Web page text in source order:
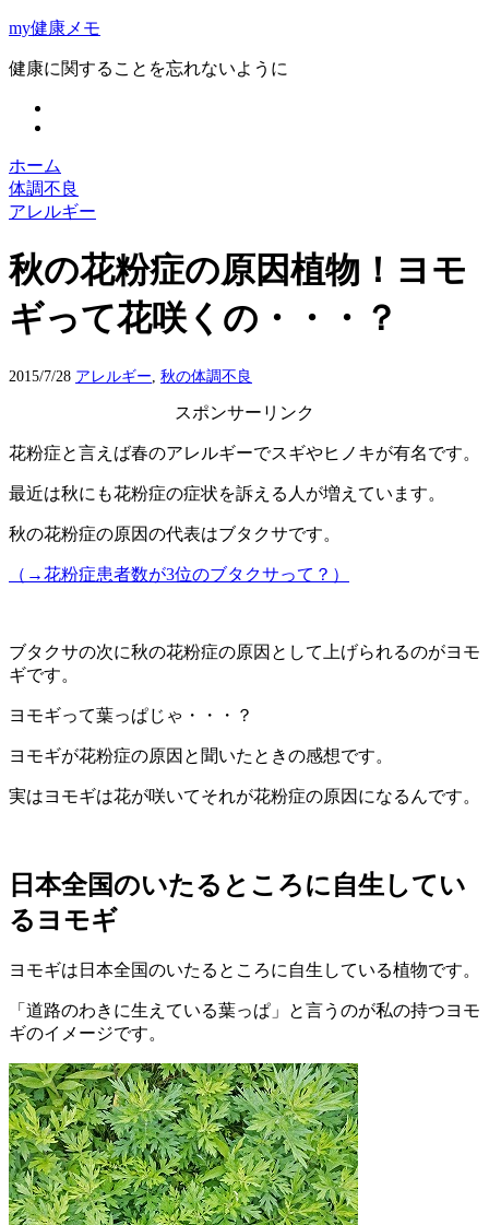
my健康メモ
健康に関することを忘れないように
ホーム
体調不良
アレルギー
秋の花粉症の原因植物！ヨモ
ギって花咲くの・・・？
2015/7/28 アレルギー 秋の体調不良
スポンサーリンク
花粉症と言えば春のアレルギーでスギやヒノキが有名です。
最近は秋にも花粉症の症状を訴える人が増えています。
秋の花粉症の原因の代表はブタクサです。
（→花粉症患者数が3位のブタクサって？）
ブタクサの次に秋の花粉症の原因として上げられるのがヨモ
ギです。
ヨモギって葉っぱじゃ・・・？
ヨモギが花粉症の原因と聞いたときの感想です。
実はヨモギは花が咲いてそれが花粉症の原因になるんです。
日本全国のいたるところに自生してい
るヨモギ
ヨモギは日本全国のいたるところに自生している植物です。
「道路のわきに生えている葉っぱ」と言うのが私の持つヨモ
ギのイメージです。